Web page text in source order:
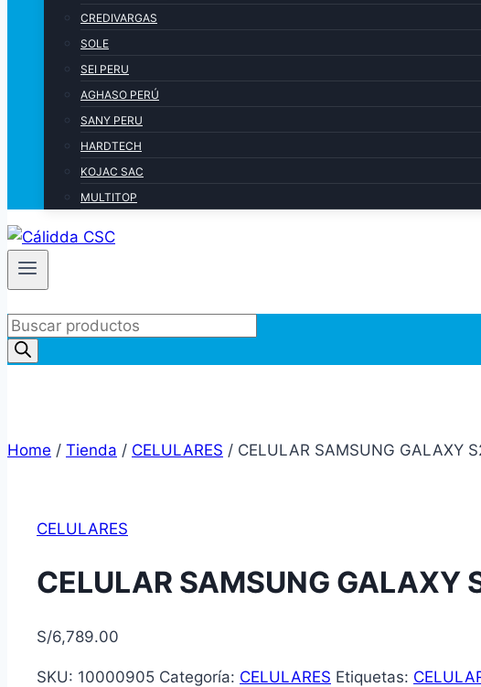
CREDIVARGAS
SOLE
SEI PERU
AGHASO PERÚ
SANY PERU
HARDTECH
KOJAC SAC
MULTITOP
Products
search
Home / Tienda / CELULARES / CELULAR SAMSUNG GALAXY
CELULARES
CELULAR SAMSUNG GALAXY
S/6,789.00
SKU: 10000905 Categoría: CELULARES Etiquetas: